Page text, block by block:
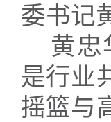
委书记
黄忠
是行业
摇篮与